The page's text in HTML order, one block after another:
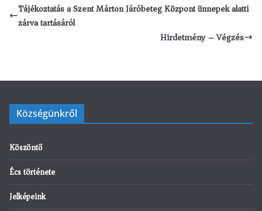
Tájékoztatás a Szent Márton Járóbeteg Központ ünnepek alatti
zárva tartásáról
Hirdetmény – Végzés
Községünkről
Köszöntő
Écs története
Jelképeink